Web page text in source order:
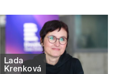
Lada
Krenková